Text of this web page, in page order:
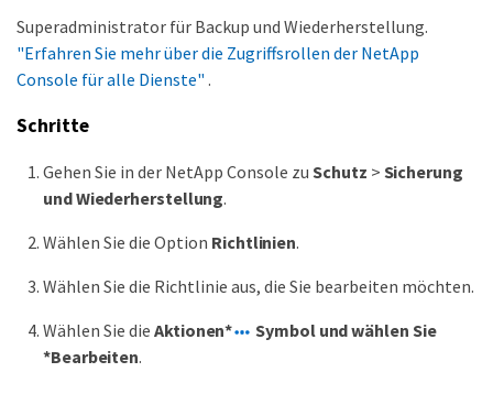
Superadministrator für Backup und Wiederherstellung.
"Erfahren Sie mehr über die Zugriffsrollen der NetApp
Console für alle Dienste" .
Schritte
Gehen Sie in der NetApp Console zu Schutz > Sicherung
und Wiederherstellung.
Wählen Sie die Option Richtlinien.
Wählen Sie die Richtlinie aus, die Sie bearbeiten möchten.
Wählen Sie die Aktionen*
Symbol und wählen Sie
*Bearbeiten.